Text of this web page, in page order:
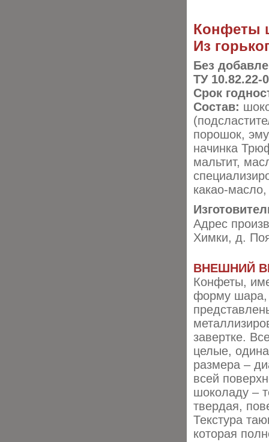
Конфеты
Из
Без
ТУ 10.82.22-
Срок
Состав:
порошок,
начинка
мальтит,
какао-
Адрес
Химки, д.
ВНЕШНИЙ
Конфеты,
форму шара,
завертке.
целые,
размера –
всей
шоколаду –
твердая,
Текстура
которая